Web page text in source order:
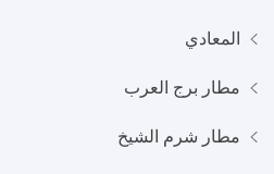
المعادي
مطار برج العرب
مطار شرم الشيخ